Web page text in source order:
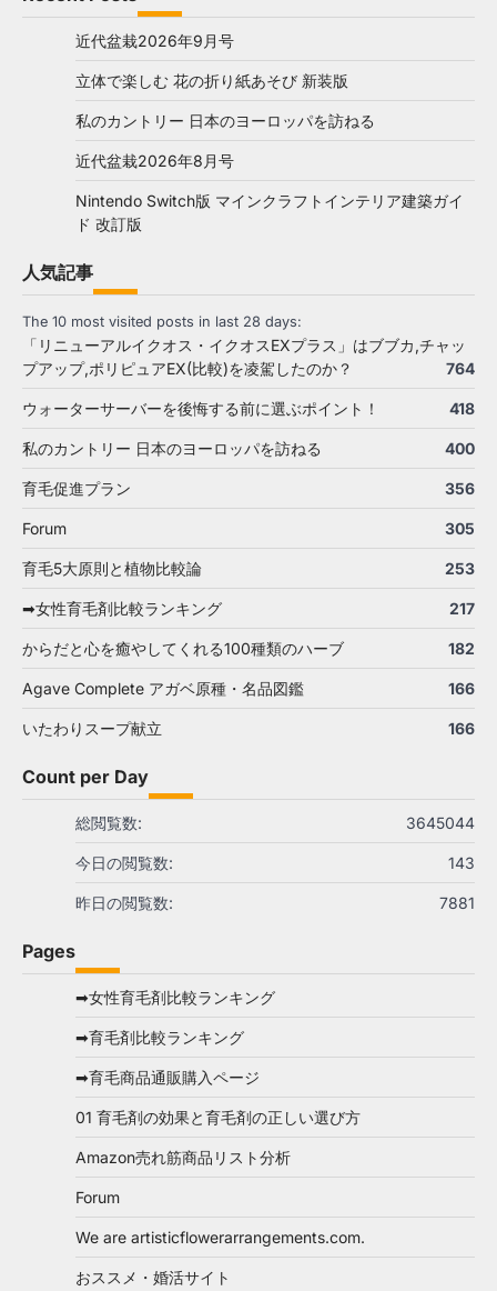
近代盆栽2026年9月号
立体で楽しむ 花の折り紙あそび 新装版
私のカントリー 日本のヨーロッパを訪ねる
近代盆栽2026年8月号
Nintendo Switch版 マインクラフトインテリア建築ガイ
ド 改訂版
人気記事
The 10 most visited posts in last 28 days:
「リニューアルイクオス・イクオスEXプラス」はブブカ,チャッ
プアップ,ポリピュアEX(比較)を凌駕したのか？
764
ウォーターサーバーを後悔する前に選ぶポイント！ 418
私のカントリー 日本のヨーロッパを訪ねる 400
育毛促進プラン 356
Forum 305
育毛5大原則と植物比較論 253
➡女性育毛剤比較ランキング 217
からだと心を癒やしてくれる100種類のハーブ 182
Agave Complete アガベ原種・名品図鑑 166
いたわりスープ献立 166
Count per Day
3645044
総閲覧数:
143
今日の閲覧数:
7881
昨日の閲覧数:
Pages
➡女性育毛剤比較ランキング
➡育毛剤比較ランキング
➡育毛商品通販購入ページ
01 育毛剤の効果と育毛剤の正しい選び方
Amazon売れ筋商品リスト分析
Forum
We are artisticflowerarrangements.com.
おススメ・婚活サイト